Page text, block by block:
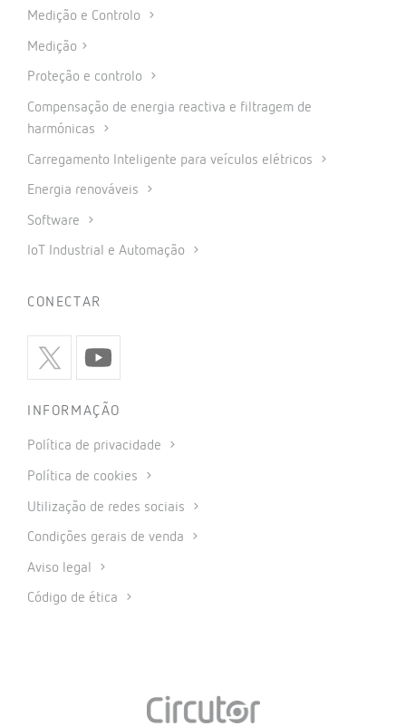
Medição e Controlo
Medição
Proteção e controlo
Compensação de energia reactiva e filtragem de
harmónicas
Carregamento Inteligente para veículos elétricos
Energia renováveis
Software
IoT Industrial e Automação
CONECTAR
INFORMAÇÃO
Política de privacidade
Política de cookies
Utilização de redes sociais
Condições gerais de venda
Aviso legal
Código de ética